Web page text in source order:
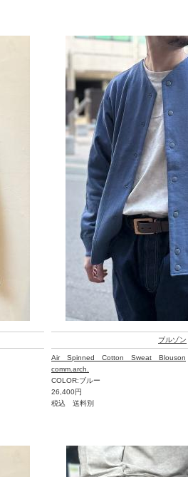
ブルゾン
Air Spinned Cotton Sweat Blouson
comm.arch.
COLOR:ブルー
26,400円
税込 送料別